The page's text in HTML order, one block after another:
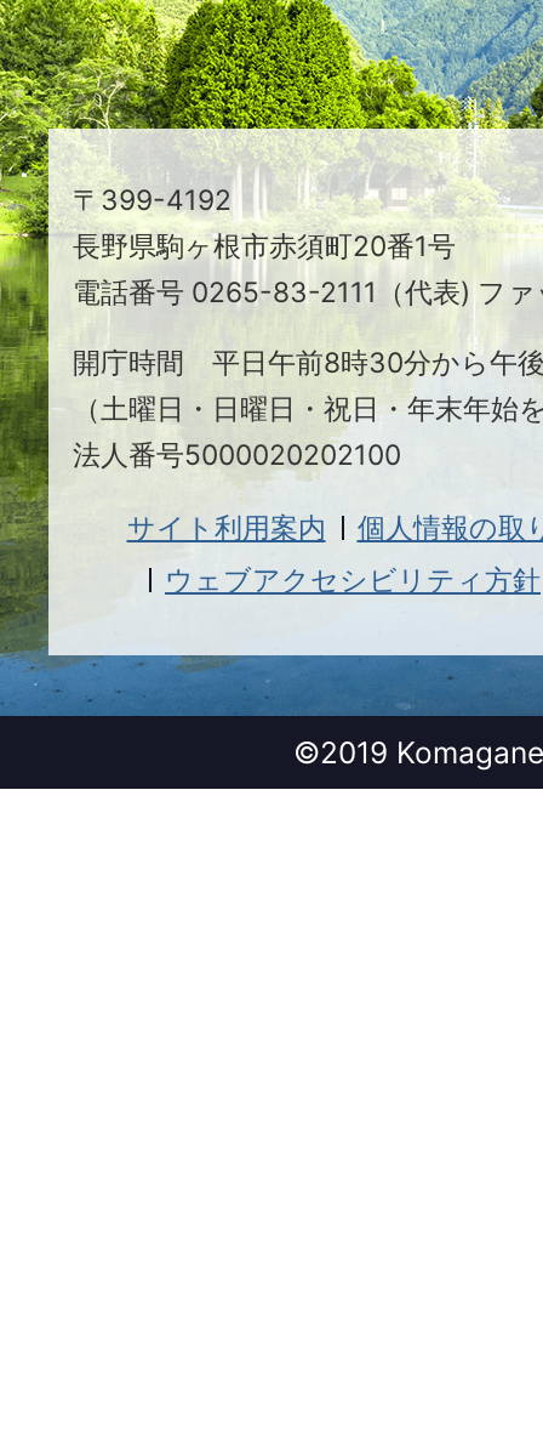
る
ま
ち
駒
ヶ
根
市
〒399-4192
長野県駒ヶ根市赤須町20番1号
電話番号 0265-83-2111（代表) フ
開庁時間 平日午前8時30分から午
（土曜日・日曜日・祝日・年末年始
法人番号5000020202100
サイト利用案内
個人情報の取
ウェブアクセシビリティ方針
©2019